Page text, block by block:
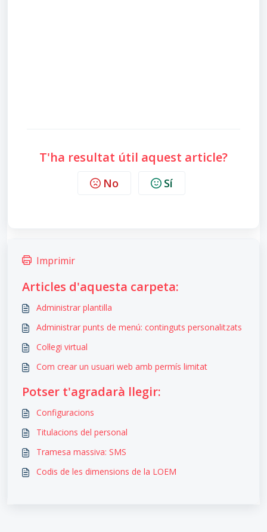
T'ha resultat útil aquest article?
No Sí
Imprimir
Articles d'aquesta carpeta:
Administrar plantilla
Administrar punts de menú: continguts personalitzats
Col·legi virtual
Com crear un usuari web amb permís limitat
Potser t'agradarà llegir:
Configuracions
Titulacions del personal
Tramesa massiva: SMS
Codis de les dimensions de la LOEM